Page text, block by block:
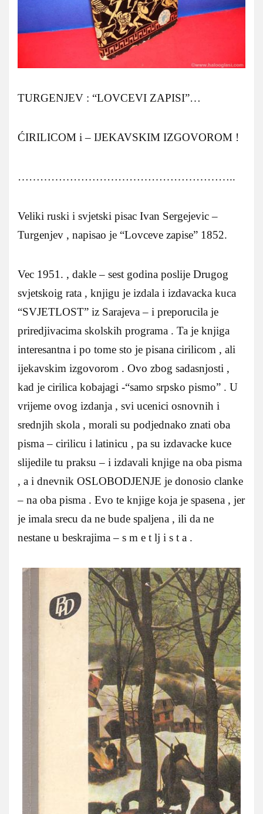
TURGENJEV : “LOVCEVI ZAPISI”…
ĆIRILICOM i – IJEKAVSKIM IZGOVOROM !
…………………………………………………..
Veliki ruski i svjetski pisac Ivan Sergejevic –
Turgenjev , napisao je “Lovceve zapise” 1852.
Vec 1951. , dakle – sest godina poslije Drugog
svjetskoig rata , knjigu je izdala i izdavacka kuca
“SVJETLOST” iz Sarajeva – i preporucila je
priredjivacima skolskih programa . Ta je knjiga
interesantna i po tome sto je pisana cirilicom , ali
ijekavskim izgovorom . Ovo zbog sadasnjosti ,
kad je cirilica kobajagi -“samo srpsko pismo” . U
vrijeme ovog izdanja , svi ucenici osnovnih i
srednjih skola , morali su podjednako znati oba
pisma – cirilicu i latinicu , pa su izdavacke kuce
slijedile tu praksu – i izdavali knjige na oba pisma
, a i dnevnik OSLOBODJENJE je donosio clanke
– na oba pisma . Evo te knjige koja je spasena , jer
je imala srecu da ne bude spaljena , ili da ne
nestane u beskrajima – s m e t lj i s t a .